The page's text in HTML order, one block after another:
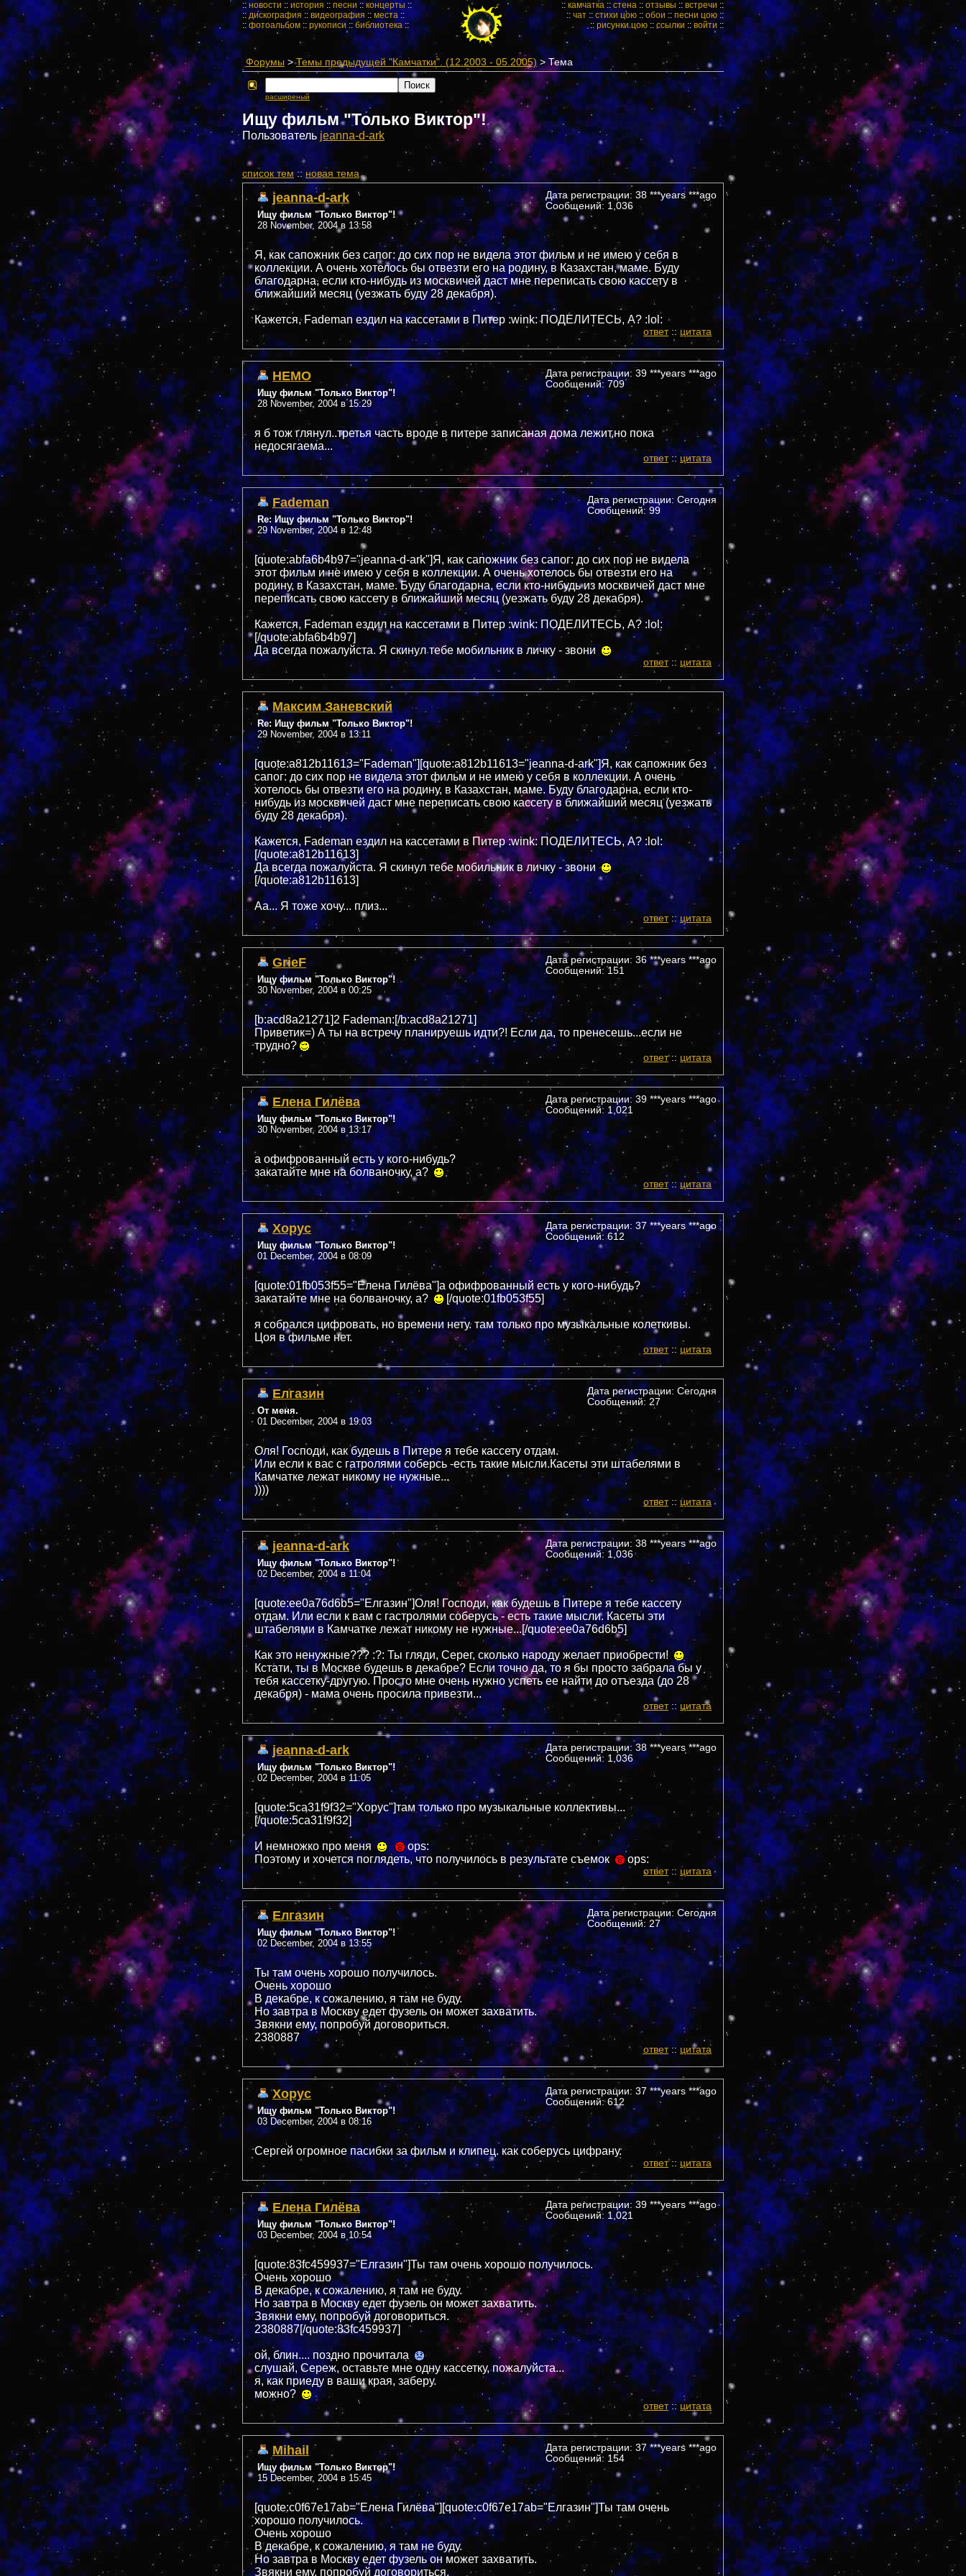
:: новости :: история :: песни::концерты ::
::дискография :: видеография :: места ::
:: фотоальбом :: рукописи :: библиотека::
:: камчатка ::стена :: отзывы :: встречи ::
:: чат :: стихи цою :: обои :: песни цою::
::рисунки цою :: ссылки :: войти ::
Форумы >Темы предыдущей "Камчатки". (12.2003 - 05.2005)> Тема
расширеный
Ищу фильм "Только Виктор"!
Пользователь jeanna-d-ark
cписок тем :: новая тема
jeanna-d-ark
Ищу фильм "Только Виктор"!
28 November, 2004 в 13:58
Дата регистрации: 38 ***years ***ago
Сообщений: 1,036
Я, как сапожник без сапог: до сих пор не видела этот фильм и не имею у себя в
коллекции. А очень хотелось бы отвезти его на родину, в Казахстан, маме. Буду
благодарна, если кто-нибудь из москвичей даст мне переписать свою кассету в
ближайший месяц (уезжать буду 28 декабря).
Кажется, Fademan ездил на кассетами в Питер :wink: ПОДЕЛИТЕСЬ, А? :lol:
ответ:: цитата
НЕМО
Ищу фильм "Только Виктор"!
28 November, 2004 в 15:29
Дата регистрации: 39 ***years ***ago
Сообщений: 709
я б тож глянул..третья часть вроде в питере записаная дома лежит,но пока
недосягаема...
ответ:: цитата
Fademan
Re: Ищу фильм "Только Виктор"!
29 November, 2004 в 12:48
Дата регистрации: Сегодня
Сообщений: 99
[quote:abfa6b4b97="jeanna-d-ark"]Я, как сапожник без сапог: до сих пор не видела
этот фильм и не имею у себя в коллекции. А очень хотелось бы отвезти его на
родину, в Казахстан, маме. Буду благодарна, если кто-нибудь из москвичей даст мне
переписать свою кассету в ближайший месяц (уезжать буду 28 декабря).
Кажется, Fademan ездил на кассетами в Питер :wink: ПОДЕЛИТЕСЬ, А? :lol:
[/quote:abfa6b4b97]
Да всегда пожалуйста. Я скинул тебе мобильник в личку - звони
ответ:: цитата
Максим Заневский
Re: Ищу фильм "Только Виктор"!
29 November, 2004 в 13:11
[quote:a812b11613="Fademan"][quote:a812b11613="jeanna-d-ark"]Я, как сапожник без
сапог: до сих пор не видела этот фильм и не имею у себя в коллекции. А очень
хотелось бы отвезти его на родину, в Казахстан, маме. Буду благодарна, если кто-
нибудь из москвичей даст мне переписать свою кассету в ближайший месяц (уезжать
буду 28 декабря).
Кажется, Fademan ездил на кассетами в Питер :wink: ПОДЕЛИТЕСЬ, А? :lol:
[/quote:a812b11613]
Да всегда пожалуйста. Я скинул тебе мобильник в личку - звони
[/quote:a812b11613]
Аа... Я тоже хочу... плиз...
ответ::цитата
GrieF
Ищу фильм "Только Виктор"!
30 November, 2004 в 00:25
Дата регистрации: 36 ***years ***ago
Сообщений: 151
[b:acd8a21271]2 Fademan:[/b:acd8a21271]
Приветик=) А ты на встречу планируешь идти?! Если да, то пренесешь...если не
трудно?
ответ:: цитата
Елена Гилёва
Ищу фильм "Только Виктор"!
30 November, 2004 в 13:17
Дата регистрации: 39 ***years ***ago
Сообщений: 1,021
а офифрованный есть у кого-нибудь?
закатайте мне на болваночку, а?
ответ::цитата
Xopyc
Ищу фильм "Только Виктор"!
01 December, 2004 в 08:09
Дата регистрации: 37 ***years ***ago
Сообщений: 612
[quote:01fb053f55="Елена Гилёва"]а офифрованный есть у кого-нибудь?
закатайте мне на болваночку, а?
[/quote:01fb053f55]
я собрался цифровать, но времени нету. там только про музыкальные колеткивы.
Цоя в фильме нет.
ответ:: цитата
Елгазин
От меня.
01 December, 2004 в 19:03
Дата регистрации: Сегодня
Сообщений: 27
Оля! Господи, как будешь в Питере я тебе кассету отдам.
Или если к вас с гатролями соберсь -есть такие мысли.Касеты эти штабелями в
Камчатке лежат никому не нужные...
))))
ответ:: цитата
jeanna-d-ark
Ищу фильм "Только Виктор"!
02 December, 2004 в 11:04
Дата регистрации: 38 ***years ***ago
Сообщений: 1,036
[quote:ee0a76d6b5="Елгазин"]Оля! Господи, как будешь в Питере я тебе кассету
отдам. Или если к вам с гастролями соберусь - есть такие мысли. Касеты эти
штабелями в Камчатке лежат никому не нужные...[/quote:ee0a76d6b5]
Как это ненужные??? :?: Ты гляди, Серег, сколько народу желает приобрести!
Кстати, ты в Москве будешь в декабре? Если точно да, то я бы просто забрала бы у
тебя кассетку-другую. Просто мне очень нужно успеть ее найти до отъезда (до 28
декабря) - мама очень просила привезти...
ответ:: цитата
jeanna-d-ark
Ищу фильм "Только Виктор"!
02 December, 2004 в 11:05
Дата регистрации: 38 ***years ***ago
Сообщений: 1,036
[quote:5ca31f9f32="Xopyc"]там только про музыкальные коллективы...
[/quote:5ca31f9f32]
И немножко про меня
ops:
Поэтому и хочется поглядеть, что получилось в результате съемок
ops:
ответ:: цитата
Елгазин
Ищу фильм "Только Виктор"!
02 December, 2004 в 13:55
Дата регистрации: Сегодня
Сообщений: 27
Ты там очень хорошо получилось.
Очень хорошо
В декабре, к сожалению, я там не буду.
Но завтра в Москву едет фузель он может захватить.
Звякни ему, попробуй договориться.
2380887
ответ:: цитата
Xopyc
Ищу фильм "Только Виктор"!
03 December, 2004 в 08:16
Дата регистрации: 37 ***years ***ago
Сообщений: 612
Сергей огромное пасибки за фильм и клипец. как соберусь цифрану.
ответ:: цитата
Елена Гилёва
Ищу фильм "Только Виктор"!
03 December, 2004 в 10:54
Дата регистрации: 39 ***years ***ago
Сообщений: 1,021
[quote:83fc459937="Елгазин"]Ты там очень хорошо получилось.
Очень хорошо
В декабре, к сожалению, я там не буду.
Но завтра в Москву едет фузель он может захватить.
Звякни ему, попробуй договориться.
2380887[/quote:83fc459937]
ой, блин.... поздно прочитала
слушай, Сереж, оставьте мне одну кассетку, пожалуйста...
я, как приеду в ваши края, заберу.
можно?
ответ::цитата
Mihail
Ищу фильм "Только Виктор"!
15 December, 2004 в 15:45
Дата регистрации: 37 ***years ***ago
Сообщений: 154
[quote:c0f67e17ab="Елена Гилёва"][quote:c0f67e17ab="Елгазин"]Ты там очень
хорошо получилось.
Очень хорошо
В декабре, к сожалению, я там не буду.
Но завтра в Москву едет фузель он может захватить.
Звякни ему, попробуй договориться.